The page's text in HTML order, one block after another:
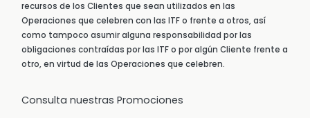
recursos de los Clientes que sean utilizados en las
Operaciones que celebren con las ITF o frente a otros, así
como tampoco asumir alguna responsabilidad por las
obligaciones contraídas por las ITF o por algún Cliente frente a
otro, en virtud de las Operaciones que celebren.
Consulta nuestras Promociones